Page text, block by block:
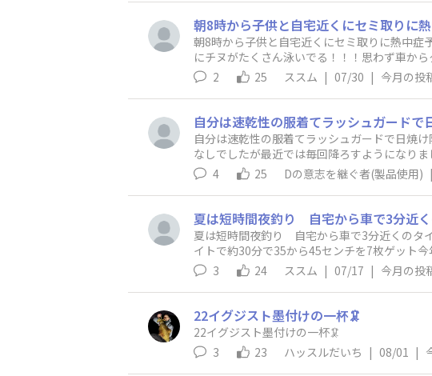
おすすめのウェアや工夫があれば、ぜひ教え
朝8時から子供と自宅近くにセミ取りに熱中症
にチヌがたくさん泳いでる！！！思わず車か
いかけて沈んでさらにリフトアップでパクリ
2 25 ススム | 07/30 | 今月の投
自分は速乾性の服着てラッシュガードで日焼け防止して顔
なしでしたが最近では毎回降ろすようになり
4
25 Dの意志を継ぐ者(製品使用) |
夏は短時間夜釣り 自宅から車で3分近くのタ
イトで約30分で35から45センチを7枚ゲット
あと蚊よけは必須！
3 24 ススム | 07/17 | 今月の投
22イグジスト墨付けの一杯🦑
22イグジスト墨付けの一杯🦑
3
23 ハッスルだいち | 08/01 |